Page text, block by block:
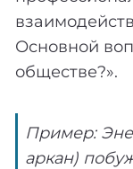
Основной
обществе?».
Пример:
аркан)